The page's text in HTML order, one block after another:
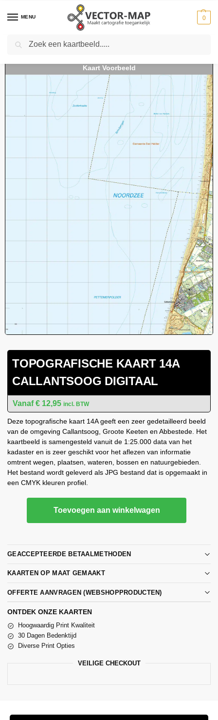
MENU 0
Home Kaarten - Topografische kaarten
TOPOGRAFISCHE KAART 14A
CALLANTSOOG DIGITAAL
€ 12,95 incl. BTW
Deze topografische kaart 14A geeft een zeer gedetailleerd beeld
van de omgeving Callantsoog, Groote Keeten en Abbestede. Het
kaartbeeld is samengesteld vanuit de 1:25.000 data van het
kadaster en is zeer geschikt voor het aflezen van informatie
omtrent wegen, plaatsen, wateren, bossen en natuurgebieden.
Het bestand wordt geleverd als JPG bestand dat is opgemaakt in
een CMYK kleuren profiel.
Toevoegen aan winkelwagen
GEACCEPTEERDE BETAALMETHODEN
KAARTEN OP MAAT GEMAAKT
OFFERTE AANVRAGEN (WEBSHOPPRODUCTEN)
ONTDEK ONZE KAARTEN
Hoogwaardig Print Kwaliteit
30 Dagen Bedenktijd
Diverse Print Opties
VEILIGE CHECKOUT